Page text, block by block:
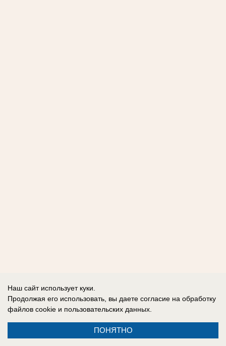
Наш сайт использует куки.
Продолжая его использовать, вы даете согласие на обработку
файлов cookie и пользовательских данных.
ПОНЯТНО